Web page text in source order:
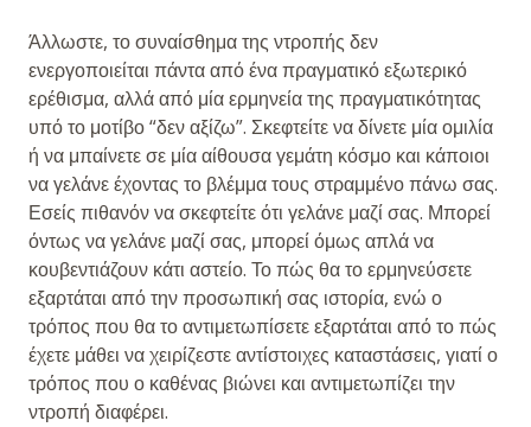
Άλλωστε, το συναίσθημα της ντροπής δεν
ενεργοποιείται πάντα από ένα πραγματικό εξωτερικό
ερέθισμα, αλλά από μία ερμηνεία της πραγματικότητας
υπό το μοτίβο “δεν αξίζω”. Σκεφτείτε να δίνετε μία ομιλία
ή να μπαίνετε σε μία αίθουσα γεμάτη κόσμο και κάποιοι
να γελάνε έχοντας το βλέμμα τους στραμμένο πάνω σας.
Εσείς πιθανόν να σκεφτείτε ότι γελάνε μαζί σας. Μπορεί
όντως να γελάνε μαζί σας, μπορεί όμως απλά να
κουβεντιάζουν κάτι αστείο. Το πώς θα το ερμηνεύσετε
εξαρτάται από την προσωπική σας ιστορία, ενώ ο
τρόπος που θα το αντιμετωπίσετε εξαρτάται από το πώς
έχετε μάθει να χειρίζεστε αντίστοιχες καταστάσεις, γιατί ο
τρόπος που ο καθένας βιώνει και αντιμετωπίζει την
ντροπή διαφέρει.